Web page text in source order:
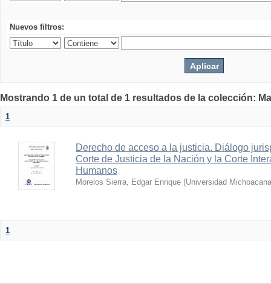
Nuevos filtros:
Mostrando 1 de un total de 1 resultados de la colección:
1
Derecho de acceso a la justicia. Diálogo
Corte de Justicia de la Nación y la Corte
Humanos
Morelos Sierra, Edgar Enrique (Universidad
1